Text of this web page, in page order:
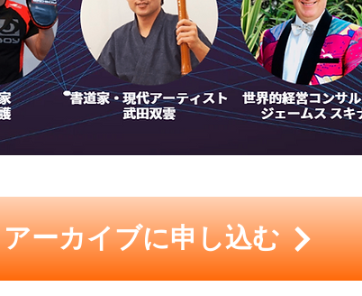
アーカイブに申し込む